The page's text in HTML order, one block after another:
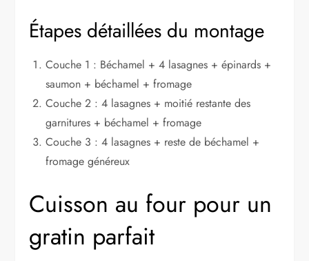
Étapes détaillées du montage
Couche 1 : Béchamel + 4 lasagnes + épinards +
saumon + béchamel + fromage
Couche 2 : 4 lasagnes + moitié restante des
garnitures + béchamel + fromage
Couche 3 : 4 lasagnes + reste de béchamel +
fromage généreux
Cuisson au four pour un
gratin parfait